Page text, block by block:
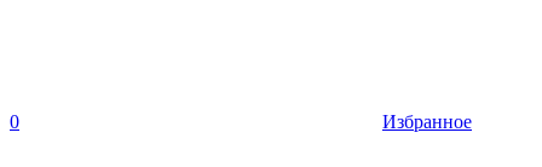
0 Избранное